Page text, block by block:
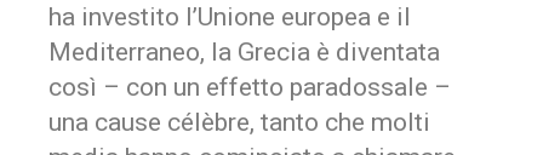
ha investito l’Unione europea e il
Mediterraneo, la Grecia è diventata
così – con un effetto paradossale –
una cause célèbre, tanto che molti